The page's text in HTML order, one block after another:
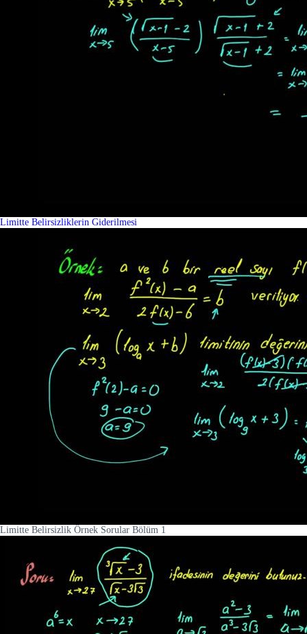
Limitte Belirsizliklerin Giderilmesi
Limitte Belirsizlik Örnek Sorular Bölüm 1